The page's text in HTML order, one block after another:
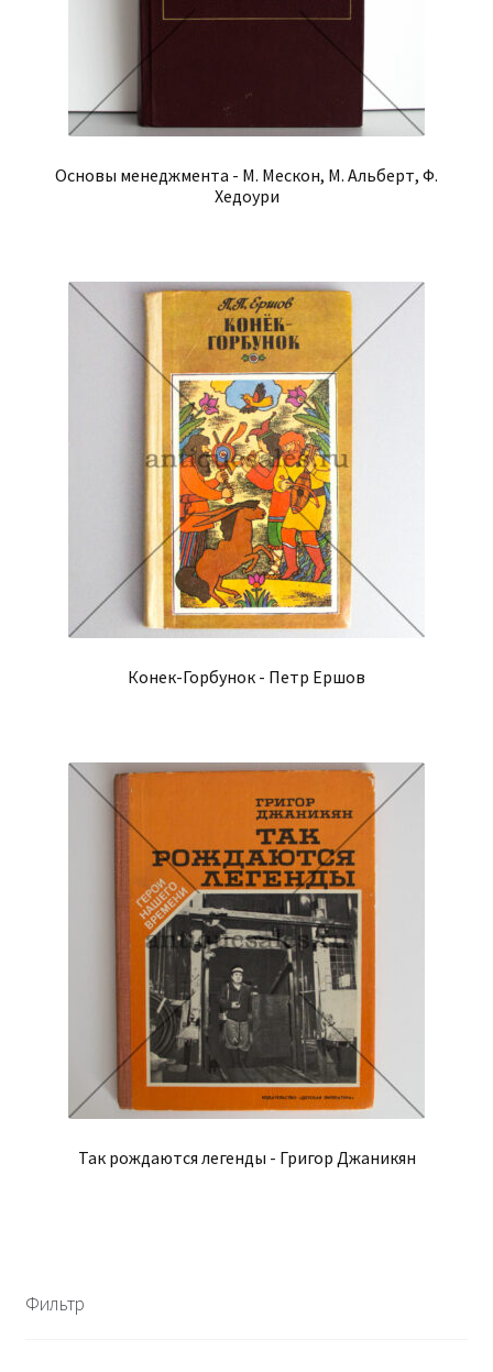
Основы менеджмента - М. Мескон, М. Альберт, Ф.
Хедоури
Конек-Горбунок - Петр Ершов
Так рождаются легенды - Григор Джаникян
Фильтр